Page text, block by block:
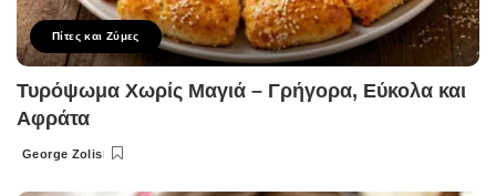
Πίτες και Ζύμες
Τυρόψωμα Χωρίς Μαγιά – Γρήγορα, Εύκολα και
Αφράτα
Posted
George Zolis